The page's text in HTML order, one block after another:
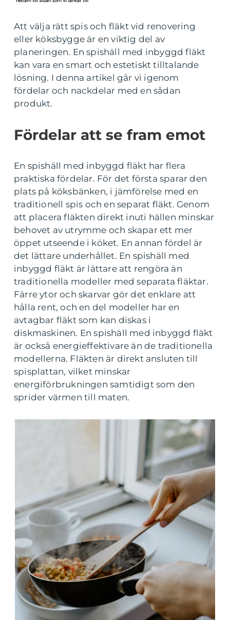
Att välja rätt spis och fläkt vid renovering
eller köksbygge är en viktig del av
planeringen. En spishäll med inbyggd fläkt
kan vara en smart och estetiskt tilltalande
lösning. I denna artikel går vi igenom
fördelar och nackdelar med en sådan
produkt.
Fördelar att se fram emot
En spishäll med inbyggd fläkt har flera
praktiska fördelar. För det första sparar den
plats på köksbänken, i jämförelse med en
traditionell spis och en separat fläkt. Genom
att placera fläkten direkt inuti hällen minskar
behovet av utrymme och skapar ett mer
öppet utseende i köket. En annan fördel är
det lättare underhållet. En spishäll med
inbyggd fläkt är lättare att rengöra än
traditionella modeller med separata fläktar.
Färre ytor och skarvar gör det enklare att
hålla rent, och en del modeller har en
avtagbar fläkt som kan diskas i
diskmaskinen. En spishäll med inbyggd fläkt
är också energieffektivare än de traditionella
modellerna. Fläkten är direkt ansluten till
spisplattan, vilket minskar
energiförbrukningen samtidigt som den
sprider värmen till maten.